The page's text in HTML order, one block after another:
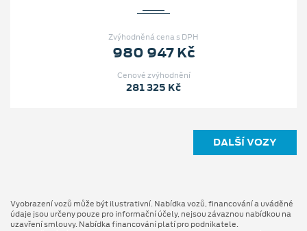
Zvýhodněná cena s DPH
980 947 Kč
Cenové zvýhodnění
281 325 Kč
DALŠÍ VOZY
Vyobrazení vozů může být ilustrativní. Nabídka vozů, financování a uváděné
údaje jsou určeny pouze pro informační účely, nejsou závaznou nabídkou na
uzavření smlouvy. Nabídka financování platí pro podnikatele.